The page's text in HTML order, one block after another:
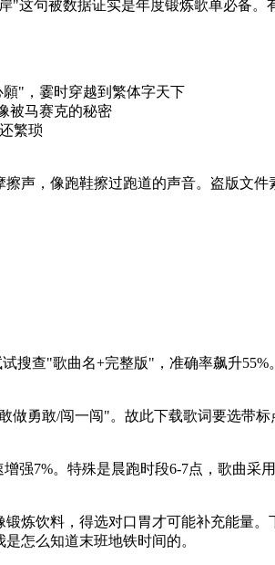
这句被数据证实是年度锻炼歌单必备
"，霎时穿越到繁体字天下
被马赛克的秘密
繁琐
，像跑鞋擦过跑道的声音。盗版文件
搜查"歌曲名+完整版"，准确率飙升55%。
勇敢/闯一闯"。故此下载歌词要选带标
强7%。特殊是晨跑时段6-7点，歌曲
炼饮料，得选对口胃才可能补充能量
怎么知道末班地铁时间的。